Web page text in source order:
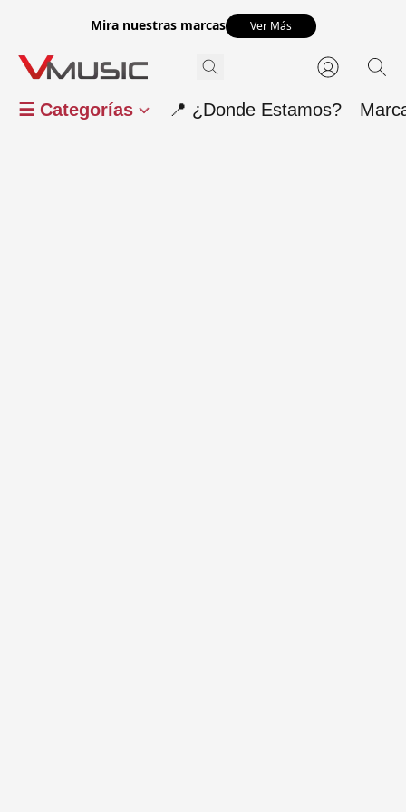
Mira nuestras marcas Ver Más
☰ Categorías 📍 ¿Donde Estamos?